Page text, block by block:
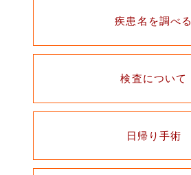
疾患名を調べる
検査について
日帰り手術